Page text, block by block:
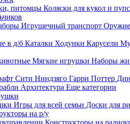
питомцы Коляски для кукол и
Игрушечный транспорт Оружие
в д/б Каталки Ходунки Карусели
Мягкие игрушки Наборы
Сити Ниндзяго Гарри Поттер
Архитектура Еще категории
Игры для всей семьи Доски для
на р/у
Конструкторы на